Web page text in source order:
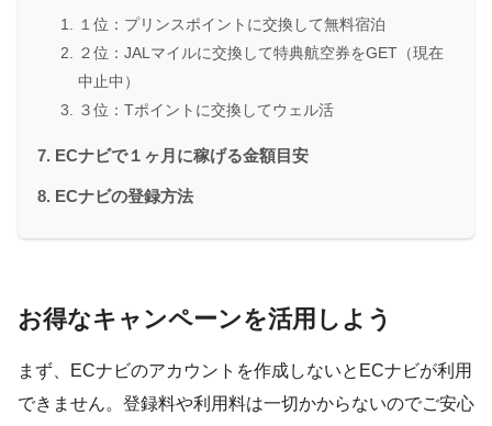
１位：プリンスポイントに交換して無料宿泊
２位：JALマイルに交換して特典航空券をGET（現在
中止中）
３位：Tポイントに交換してウェル活
ECナビで１ヶ月に稼げる金額目安
ECナビの登録方法
お得なキャンペーンを活用しよう
まず、ECナビのアカウントを作成しないとECナビが利用
できません。登録料や利用料は一切かからないのでご安心